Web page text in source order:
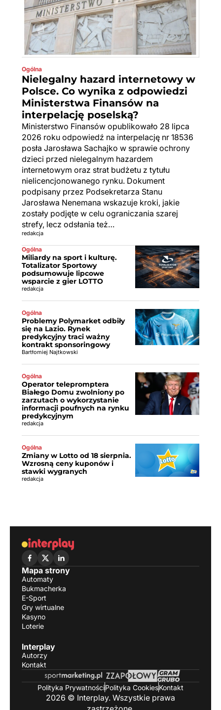
Ogólna
Nielegalny hazard internetowy w
Polsce. Co wynika z odpowiedzi
Ministerstwa Finansów na
interpelację poselską?
Ministerstwo Finansów opublikowało 28 lipca
2026 roku odpowiedź na interpelację nr 18536
posła Jarosława Sachajko w sprawie ochrony
dzieci przed nielegalnym hazardem
internetowym oraz strat budżetu z tytułu
nielicencjonowanego rynku. Dokument
podpisany przez Podsekretarza Stanu
Jarosława Nenemana wskazuje kroki, jakie
zostały podjęte w celu ograniczania szarej
strefy, lecz odsłania też…
redakcja
Ogólna
Miliardy na sport i kulturę.
Totalizator Sportowy
podsumowuje lipcowe
wsparcie z gier LOTTO
redakcja
Ogólna
Problemy Polymarket odbiły
się na Lazio. Rynek
predykcyjny traci ważny
kontrakt sponsoringowy
Bartłomiej Najtkowski
Ogólna
Operator telepromptera
Białego Domu zwolniony po
zarzutach o wykorzystanie
informacji poufnych na rynku
predykcyjnym
redakcja
Ogólna
Zmiany w Lotto od 18 sierpnia.
Wzrosną ceny kuponów i
stawki wygranych
redakcja
Mapa strony
Automaty
Bukmacherka
E-Sport
Gry wirtualne
Kasyno
Loterie
Interplay
Autorzy
Kontakt
Polityka PrywatnościPolityka CookiesKontakt
2026 © Interplay. Wszystkie prawa